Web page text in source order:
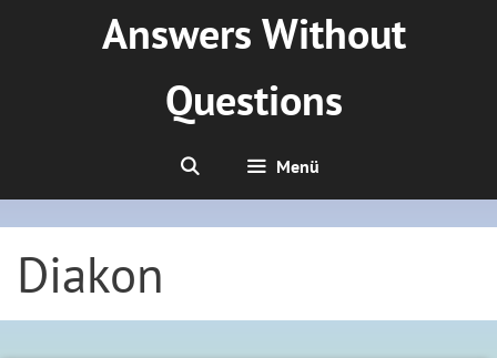
Answers Without
Questions
Menü
Diakon